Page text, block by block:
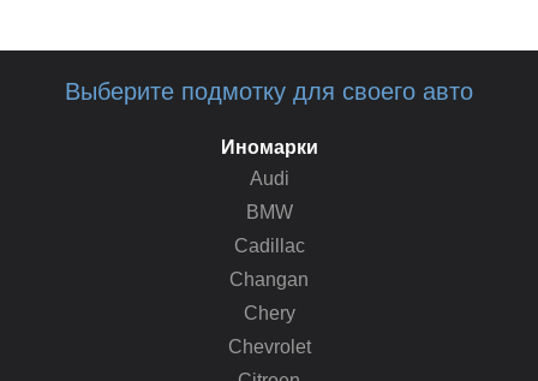
Выберите подмотку для своего авто
Иномарки
Audi
BMW
Cadillac
Changan
Chery
Chevrolet